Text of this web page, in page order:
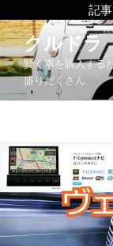
記
コ
ン
テ
ツ
キ
ッ
プ
クルドラ
賢く車を購入する
盛りだくさん